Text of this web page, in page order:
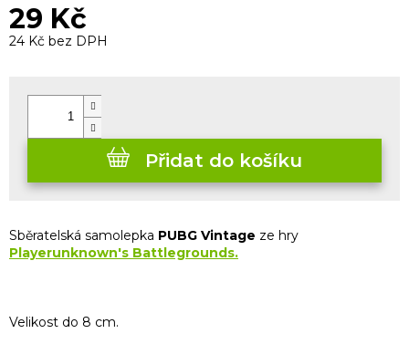
29 Kč
24 Kč bez DPH
Přidat do košíku
Sběratelská samolepka PUBG Vintage ze hry
Playerunknown's Battlegrounds.
Velikost do 8 cm.